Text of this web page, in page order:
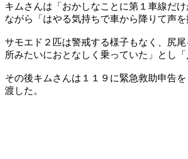
キムさんは「おかしなことに第１車線だ
ながら「はやる気持ちで車から降りて声
サモエド２匹は警戒する様子もなく、尻
所みたいにおとなしく乗っていた」とし
その後キムさんは１１９に緊急救助申告
渡した。